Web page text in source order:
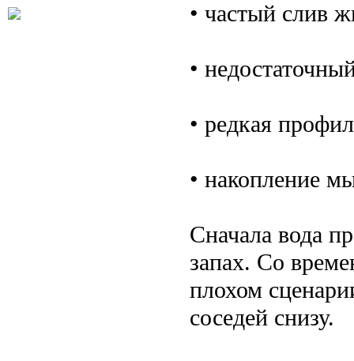
• частый слив
•
• редкая
• накопление
Сначала вода
запах. Со
плохом
соседей снизу.